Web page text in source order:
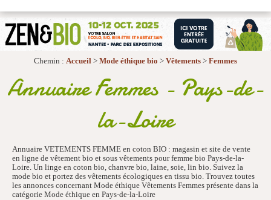
Chemin : Accueil > Mode éthique bio > Vêtements > Femmes
Annuaire Femmes - Pays-de-
la-Loire
Annuaire VETEMENTS FEMME en coton BIO : magasin et site de vente
en ligne de vêtement bio et sous vêtements pour femme bio Pays-de-la-
Loire. Un linge en coton bio, chanvre bio, laine, soie, lin bio. Suivez la
mode bio et portez des vêtements écologiques en tissu bio. Trouvez toutes
les annonces concernant Mode éthique Vêtements Femmes présente dans la
catégorie Mode éthique en Pays-de-la-Loire